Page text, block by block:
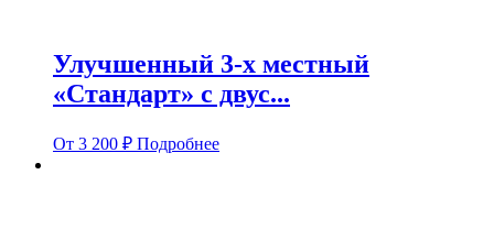
Улучшенный 3-х местный
«Стандарт» с двус...
От 3 200 ₽ Подробнее